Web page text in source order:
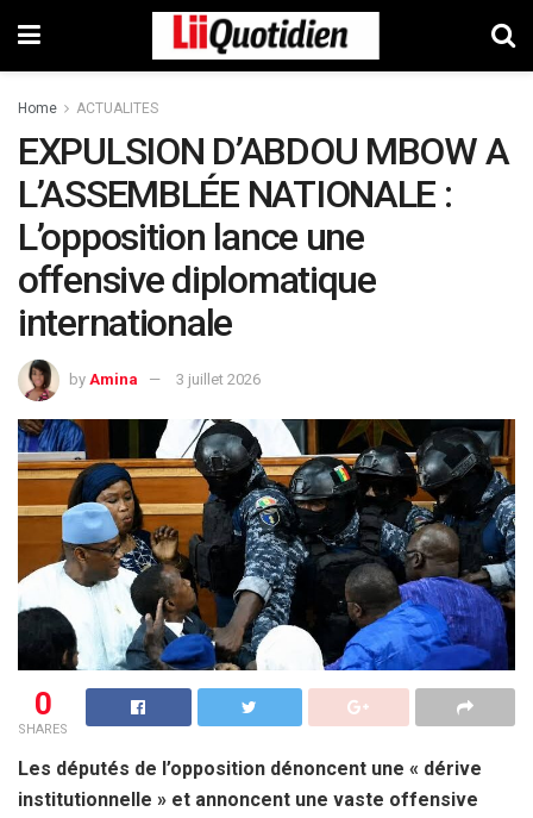
Home ACTUALITES
EXPULSION D’ABDOU MBOW A
L’ASSEMBLÉE NATIONALE :
L’opposition lance une
offensive diplomatique
internationale
by Amina 3 juillet 2026
0
SHARES
Les députés de l’opposition dénoncent une « dérive
institutionnelle » et annoncent une vaste offensive